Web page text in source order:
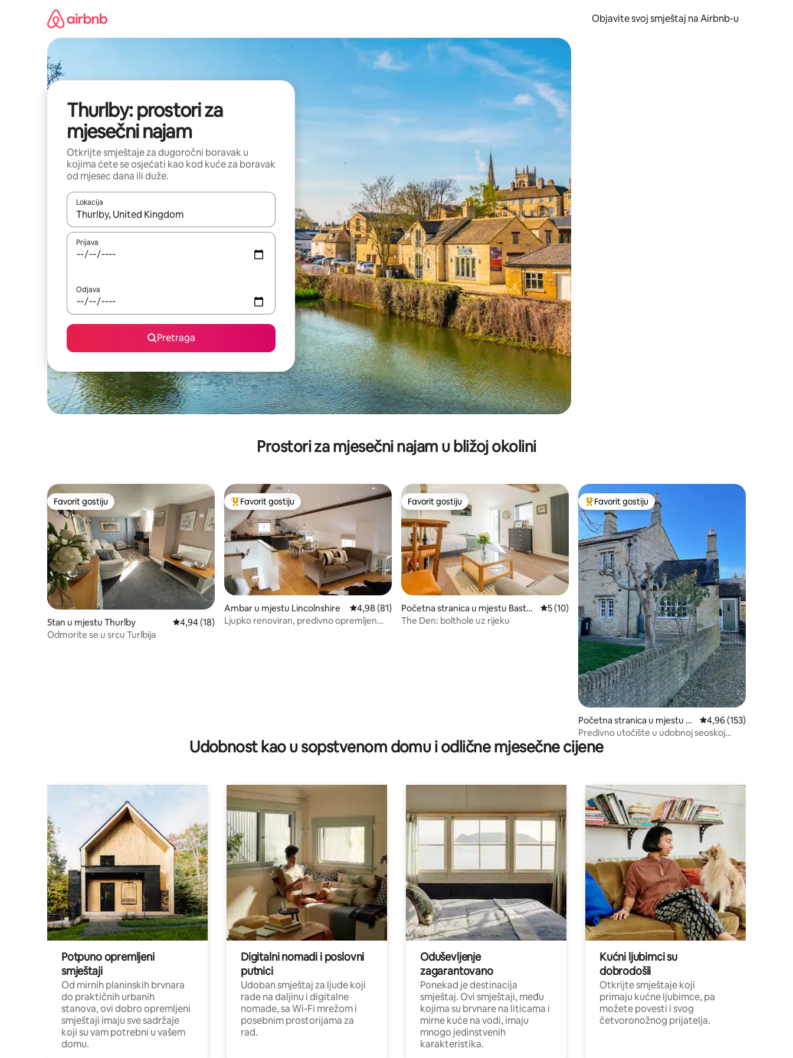
Objavite svoj smještaj na Airbnb-u
Thurlby: prostori za
mjesečni najam
Otkrijte smještaje za dugoročni boravak u
kojima ćete se osjećati kao kod kuće za boravak
od mjesec dana ili duže.
Lokacija
Kad su rezultati dostupni, možete da se krećete kroz njih pomoću strelica nagore i nadolje, kao i da ih istražujte dodirom ili prevlačenjem.
Prijava
Odjava
Pretraga
Prostori za mjesečni najam u bližoj okolini
Favorit gostiju
Favorit gostiju
Stan u mjestu Thurlby prosječna ocjena 4,94 od 5, recenzija: 18
4,94 (18)
Odmorite se u srcu Turlbija
Glavni favorit gostiju
Favorit gostiju
Ambar u mjestu Lincolnshire prosječna ocjena 4,98 od 5, recenzija: 81
4,98 (81)
Ljupko renoviran, predivno opremljen
Favorit gostiju
Favorit gostiju
Početna stranica u mjestu Basto
n
prosječna ocjena 5 od 5, recenzija: 10
5 (10)
The Den: bolthole uz rijeku
Glavni favorit gostiju
Favorit gostiju
Početna stranica u mjestu M
arket Deeping
prosječna ocjena 4,96
4,96 (153)
Predivno utočište u udobnoj seoskoj
kućici
Udobnost kao u sopstvenom domu i odlične mjesečne cijene
Potpuno opremljeni
smještaji
Od mirnih planinskih brvnara
do praktičnih urbanih
stanova, ovi dobro opremljeni
smještaji imaju sve sadržaje
koji su vam potrebni u vašem
domu.
Digitalni nomadi i poslovni
putnici
Udoban smještaj za ljude koji
rade na daljinu i digitalne
nomade, sa Wi-Fi mrežom i
posebnim prostorijama za
rad.
Oduševljenje
zagarantovano
Ponekad je destinacija
smještaj. Ovi smještaji, među
kojima su brvnare na liticama i
mirne kuće na vodi, imaju
mnogo jedinstvenih
karakteristika.
Kućni ljubimci su
dobrodošli
Otkrijte smještaje koji
primaju kućne ljubimce, pa
možete povesti i svog
četvoronožnog prijatelja.